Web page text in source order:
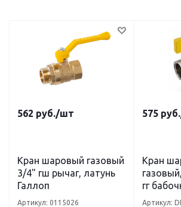
562 руб./шт
Кран шаровый газовый
3/4" гш рычаг, латунь
Галлоп
Артикул: 0115026
575 руб.
Кран
гг
Артикул: